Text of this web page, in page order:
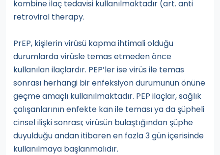
kombine ilaç tedavisi kullanılmaktadır (art. anti
retroviral therapy.
PrEP, kişilerin virüsü kapma ihtimali olduğu
durumlarda virüsle temas etmeden önce
kullanılan ilaçlardır. PEP’ler ise virüs ile temas
sonrası herhangi bir enfeksiyon durumunun önüne
geçme amaçlı kullanılmaktadır. PEP ilaçlar, sağlık
çalışanlarının enfekte kan ile teması ya da şüpheli
cinsel ilişki sonrası; virüsün bulaştığından şüphe
duyulduğu andan itibaren en fazla 3 gün içerisinde
kullanılmaya başlanmalıdır.